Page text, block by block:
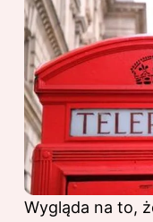
Wygląda na to,